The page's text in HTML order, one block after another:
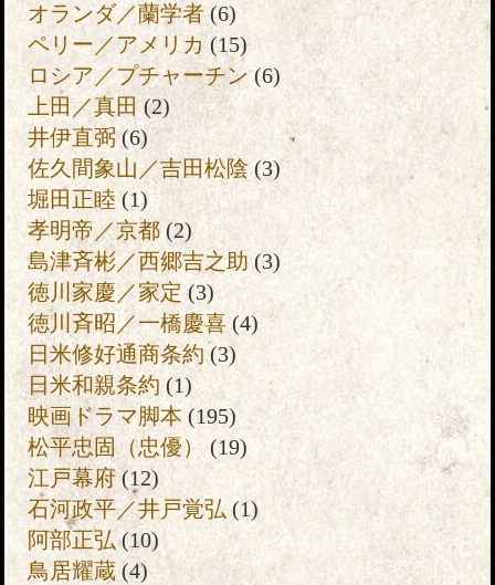
オランダ／蘭学者(6)
ペリー／アメリカ (15)
ロシア／プチャーチン(6)
上田／真田(2)
井伊直弼(6)
佐久間象山／吉田松陰(3)
堀田正睦(1)
孝明帝／京都(2)
島津斉彬／西郷吉之助(3)
徳川家慶／家定(3)
徳川斉昭／一橋慶喜(4)
日米修好通商条約(3)
日米和親条約 (1)
映画ドラマ脚本 (195)
松平忠固（忠優） (19)
江戸幕府(12)
石河政平／井戸覚弘(1)
阿部正弘(10)
鳥居耀蔵(4)